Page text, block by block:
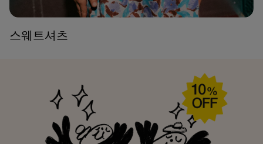
스웨트셔츠